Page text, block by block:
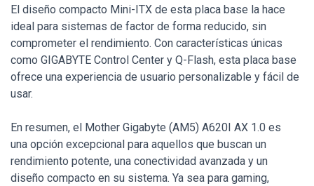
El diseño compacto Mini-ITX de esta placa base la hace
ideal para sistemas de factor de forma reducido, sin
comprometer el rendimiento. Con características únicas
como GIGABYTE Control Center y Q-Flash, esta placa base
ofrece una experiencia de usuario personalizable y fácil de
usar.
En resumen, el Mother Gigabyte (AM5) A620I AX 1.0 es
una opción excepcional para aquellos que buscan un
rendimiento potente, una conectividad avanzada y un
diseño compacto en su sistema. Ya sea para gaming,